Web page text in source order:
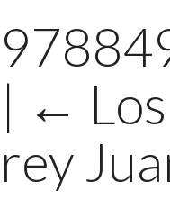
| ←
rey